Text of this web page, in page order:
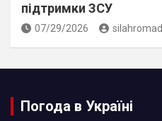
підтримки ЗСУ
07/29/2026 silahromad
Погода в Україні